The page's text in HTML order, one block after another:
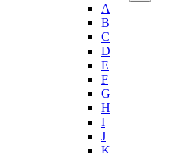
A
B
C
D
E
F
G
H
I
J
K